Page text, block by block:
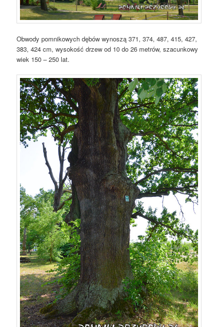
Obwody pomnikowych dębów wynoszą 371, 374, 487, 415, 427,
383, 424 cm, wysokość drzew od 10 do 26 metrów, szacunkowy
wiek 150 – 250 lat.